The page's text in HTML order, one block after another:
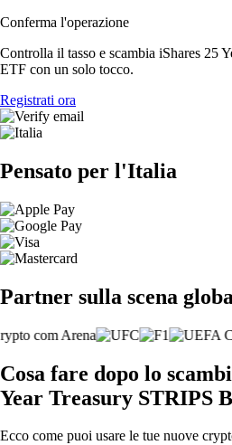
Conferma l'operazione
Controlla il tasso e scambia iShares 25
ETF con un solo tocco.
Registrati ora
Pensato per l'Italia
Partner sulla scena
Cosa fare dopo lo
Year Treasury STRIPS
Ecco come puoi usare le tue nuove